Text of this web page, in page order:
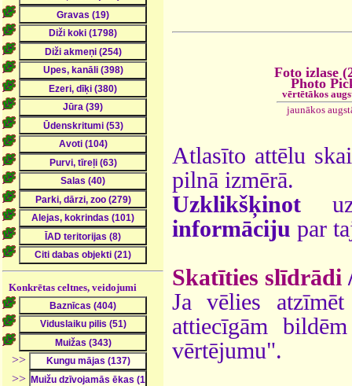
Konkrētas celtnes, veidojumi
>>
>>
Foto izlase
Photo
vērtētākos
jaunākos
Atlasīto attēlu
pilnā izmērā.
Uzklikšķinot
informāciju par
Skatīties slīdrādi
Ja vēlies
attiecīgām
vērtējumu".